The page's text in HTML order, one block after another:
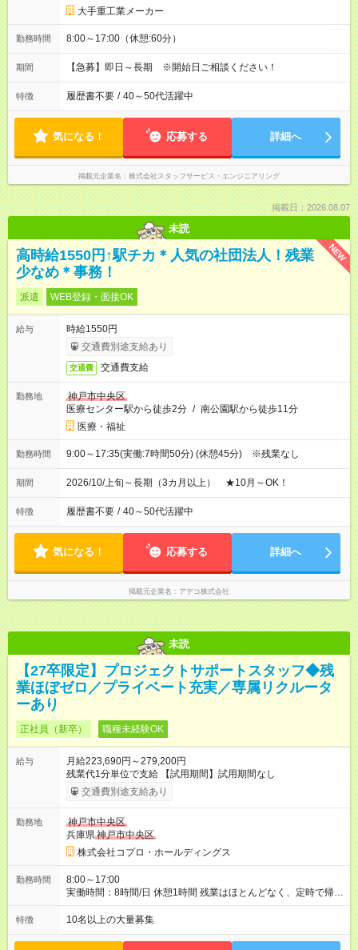
大手重工業メーカー
勤務時間 8:00～17:00（休憩:60分）
期間 【急募】即日～長期 ※開始日ご相談ください！
特徴 履歴書不要 / 40～50代活躍中
気になる！ 応募する 詳細へ
掲載元企業名 株式会社スタッフサービス・エンジニアリング
掲載日：2026.08.07
未読
NEW
高時給1550円↑駅チカ＊人気の社団法人！残業
少なめ＊事務！
派遣 WEB登録・面接OK
給与
時給1550円
交通費別途支給あり
交通費 交通費支給
勤務地
神戸市中央区
医療センター駅から徒歩2分 / 南公園駅から徒歩11分
医療・福祉
勤務時間 9:00～17:35(実働:7時間50分) (休憩45分) ※残業なし
期間 2026/10/上旬～長期（3カ月以上） ★10月～OK！
特徴 履歴書不要 / 40～50代活躍中
気になる！ 応募する 詳細へ
掲載元企業名 アデコ株式会社
未読
【27卒限定】プロジェクトサポートスタッフ◆残
業ほぼゼロ／プライベート充実／専属リクルータ
ーあり
正社員（新卒） 職種未経験OK
給与
月給223,690円～279,200円
残業代1分単位で支給 【試用期間】試用期間なし
交通費別途支給あり
勤務地
神戸市中央区
兵庫県神戸市中央区
株式会社コプロ・ホールディングス
勤務時間
8:00～17:00
実働時間：8時間/日 休憩1時間 残業はほとんどなく、定時で帰れ
る日が多い働き方です。 毎日の業務は進捗管理や事務が中心な
ので、 「今日やるべき仕事」が終われば、自然と区切りをつけ
方を大切にしています。
特徴 10名以上の大量募集